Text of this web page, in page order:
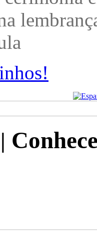
de
convidada
Que